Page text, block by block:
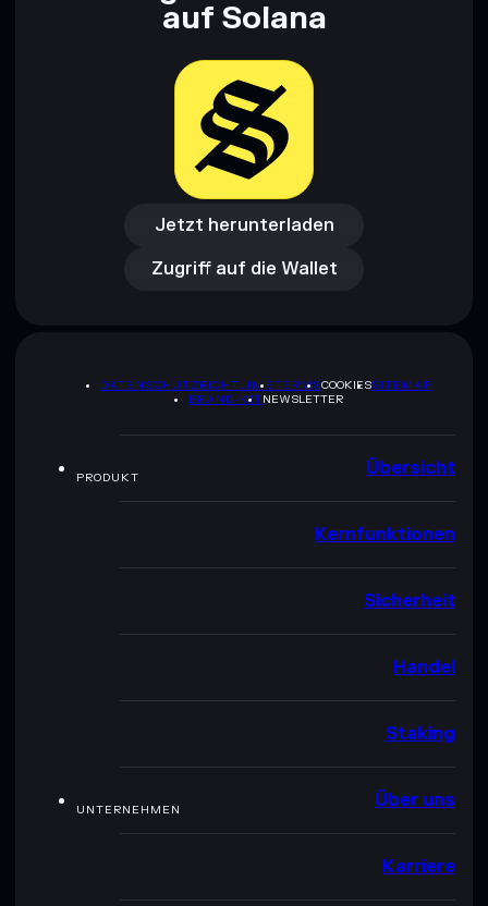
auf Solana
Jetzt herunterladen
Jetzt herunterladen
Zugriff auf die Wallet
Zugriff auf die Wallet
DATENSCHUTZRICHTLINIETERMSCOOKIESSITEMAP
BRAND-KITNEWSLETTER
PRODUKT Übersicht
Kernfunktionen
Sicherheit
Handel
Staking
UNTERNEHMEN Über uns
Karriere